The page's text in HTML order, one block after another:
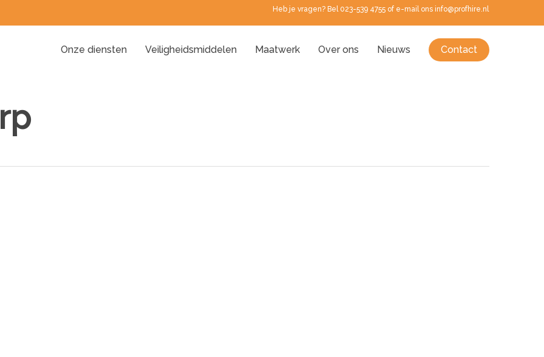
Heb je vragen? Bel 023-539 4755 of e-mail ons info@profhire.nl
Onze diensten Veiligheidsmiddelen Maatwerk Over ons Nieuws Contact